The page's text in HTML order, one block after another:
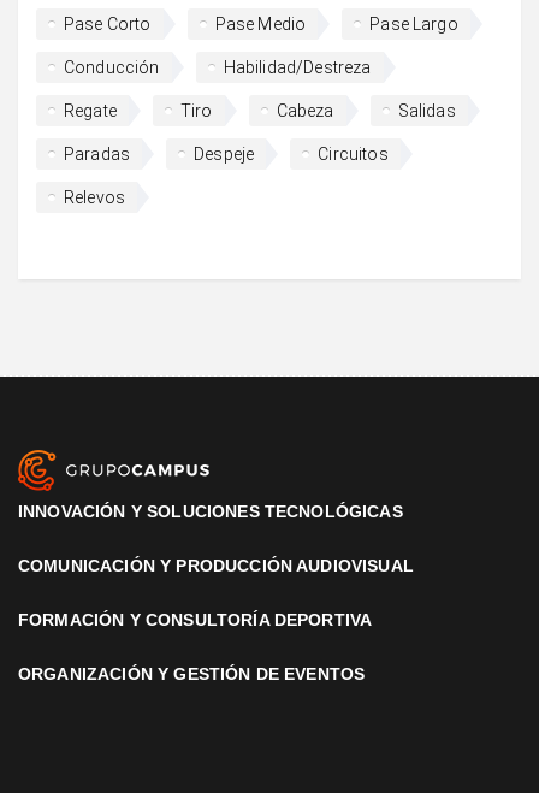
Pase Corto Pase Medio Pase Largo
Conducción Habilidad/Destreza
Regate Tiro Cabeza Salidas
Paradas Despeje Circuitos
Relevos
INNOVACIÓN Y SOLUCIONES TECNOLÓGICAS
COMUNICACIÓN Y PRODUCCIÓN AUDIOVISUAL
FORMACIÓN Y CONSULTORÍA DEPORTIVA
ORGANIZACIÓN Y GESTIÓN DE EVENTOS